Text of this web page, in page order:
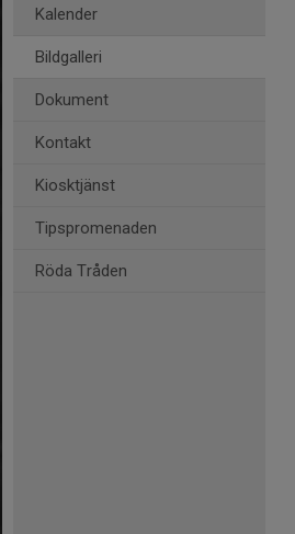
Kalender
Bildgalleri
Dokument
Kontakt
Kiosktjänst
Tipspromenaden
Röda Tråden